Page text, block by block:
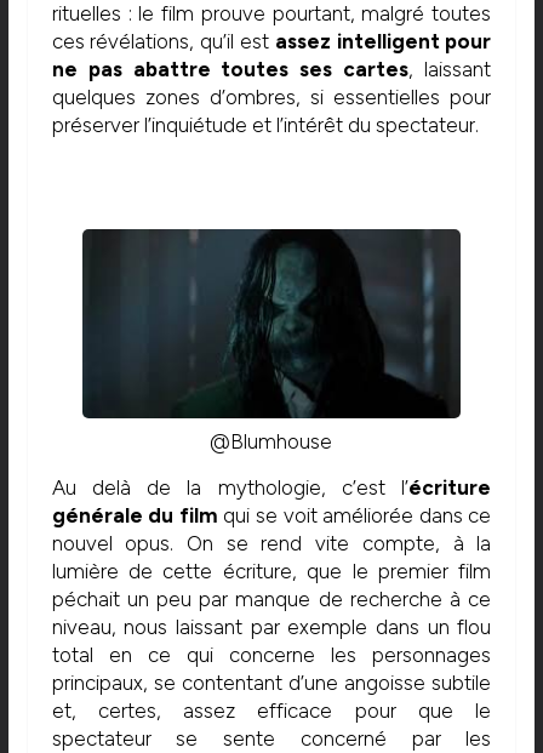
rituelles : le film prouve pourtant, malgré toutes
ces révélations, qu’il est assez intelligent pour
ne pas abattre toutes ses cartes, laissant
quelques zones d’ombres, si essentielles pour
préserver l’inquiétude et l’intérêt du spectateur.
@Blumhouse
Au delà de la mythologie, c’est l’écriture
générale du film qui se voit améliorée dans ce
nouvel opus. On se rend vite compte, à la
lumière de cette écriture, que le premier film
péchait un peu par manque de recherche à ce
niveau, nous laissant par exemple dans un flou
total en ce qui concerne les personnages
principaux, se contentant d’une angoisse subtile
et, certes, assez efficace pour que le
spectateur se sente concerné par les